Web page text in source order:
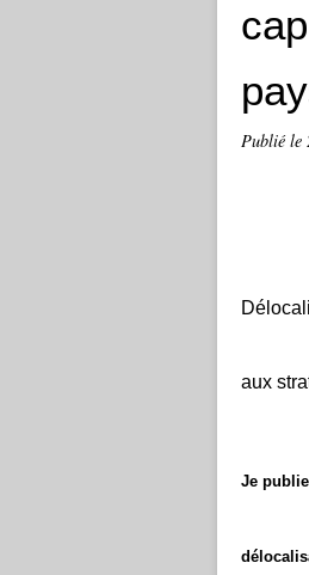
Publié le
aux
Je